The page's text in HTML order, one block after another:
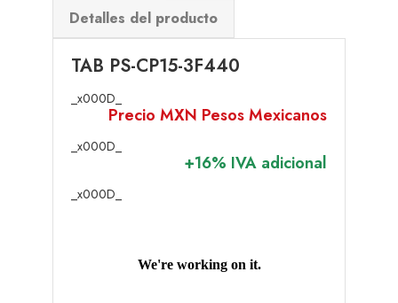
Detalles del producto
TAB PS-CP15-3F440
_x000D_
Precio MXN Pesos Mexicanos
_x000D_
+16% IVA adicional
_x000D_